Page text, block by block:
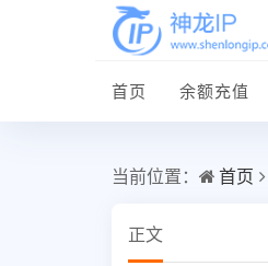
首页 余额充值
当前位置： 首页
正文